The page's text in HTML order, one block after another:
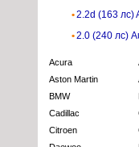
2.2d (163 лс)
2.0 (240 лс)
Acura
Aston Martin
BMW
Cadillac
Citroen